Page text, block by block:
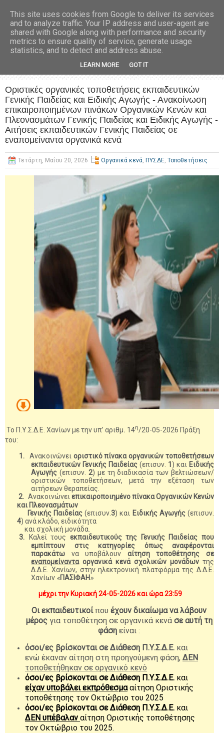
Οριστικές οργανικές τοποθετήσεις εκπαιδευτικών
Γενικής Παιδείας και Ειδικής Αγωγής - Ανακοίνωση
επικαιροποιημένων πινάκων Οργανικών Κενών και
Πλεονασμάτων Γενικής Παιδείας και Ειδικής Αγωγής -
Αιτήσεις εκπαιδευτικών Γενικής Παιδείας σε
εναπομείναντα οργανικά κενά
Τετάρτη, Μαΐου 20, 2026 Οργανικά κενά, ΠΥΣΔΕ, Τοποθετήσεις
Το Π.Υ.Σ.Δ.Ε. Χανίωνμε την υπ’ αριθμ. 14η/20-05-2026 Πράξη
του:
1.
Ανακοινώνει οριστικό πίνακα οργανικών τοποθετήσεων
εκπαιδευτικών Γενικής Παιδείας(επισυν. 1 ) και Ειδικής
Αγωγής (επισυν. 2) με τη διαδικασία των βελτιώσεων/
οριστικών τοποθετήσεων, μετά την εξέταση των
αιτήσεων θεραπείας.
2. Ανακοινώνει επικαιροποιημένοπίνακα Οργανικών Κενών
και Πλεονασμάτων
Γενικής Παιδείας(επισυν.3) και Ειδικής Αγωγής(επισυν.
4) ανά κλάδο, ειδικότητα
και σχολική μονάδα.
3.
Καλεί τους εκπαιδευτικούς της Γενικής Παιδείας που
εμπίπτουν στις κατηγορίες όπως αναφέρονται
παρακάτω να υποβάλουν αίτηση τοποθέτησης σε
εναπομείνανταοργανικά κενά σχολικών μονάδων της
Δ.Δ.Ε. Χανίων, στην ηλεκτρονική πλατφόρμα της Δ.Δ.Ε.
Χανίων «ΠΑΣΙΦΑΗ»
μέχρι την Κυριακή 24-05-2026 και ώρα 23:59
Οι εκπαιδευτικοίπου έχουν δικαίωμα να λάβουν
μέροςγια τοποθέτηση σε οργανικά κενά σε αυτή τη
φάσηείναι :
όσοι/ες βρίσκονται σε Διάθεση Π.Υ.Σ.Δ.Ε. και
ενώ έκαναν αίτηση στη προηγούμενη φάση, ΔΕΝ
τοποθετήθηκαν σε οργανικό κενό
όσοι/ες βρίσκονται σε Διάθεση Π.Υ.Σ.Δ.Ε. και
είχαν υποβάλει εκπρόθεσμααίτηση Οριστικής
τοποθέτησης τον Οκτώβριο του 2025
όσοι/ες βρίσκονται σε Διάθεση Π.Υ.Σ.Δ.Ε. και
ΔΕΝ υπέβαλαν αίτηση Οριστικής τοποθέτησης
τον Οκτώβριο του 2025.
This site uses cookies from Google to deliver its services
and to analyze traffic. Your IP address and user-agent are
shared with Google along with performance and security
metrics to ensure quality of service, generate usage
statistics, and to detect and address abuse.
LEARN MORE GOT IT